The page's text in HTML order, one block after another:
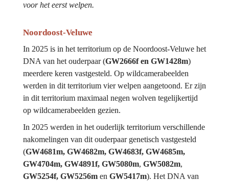
voor het eerst welpen.
Noordoost-Veluwe
In 2025 is in het territorium op de Noordoost-Veluwe het
DNA van het ouderpaar (GW2666f en GW1428m)
meerdere keren vastgesteld. Op wildcamerabeelden
werden in dit territorium vier welpen aangetoond. Er zijn
in dit territorium maximaal negen wolven tegelijkertijd
op wildcamerabeelden gezien.
In 2025 werden in het ouderlijk territorium verschillende
nakomelingen van dit ouderpaar genetisch vastgesteld
(GW4681m, GW4682m, GW4683f, GW4685m,
GW4704m, GW4891f, GW5080m, GW5082m
GW5254f, GW5256m en GW5417m). Het DNA van